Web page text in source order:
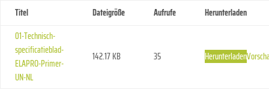
Titel Dateigröße Aufrufe
Herunterladen
01-Technisch-
specificatieblad-
ELAPRO-Primer-
UN-NL
142.17 KB 35 Herunterladen